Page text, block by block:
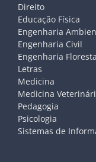
Direito
Educação Física
Engenharia
Engenharia Civil
Engenharia
Letras
Medicina
Medicina
Pedagogia
Psicologia
Sistemas de